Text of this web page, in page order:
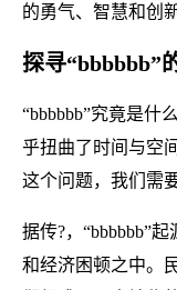
的勇气、智慧和创
探寻“bbbbbb”
“bbbbbb”究竟是什
乎扭曲了时间与空
这个问题，我们需
据传?，“bbbbbb”
和经济困顿之中。